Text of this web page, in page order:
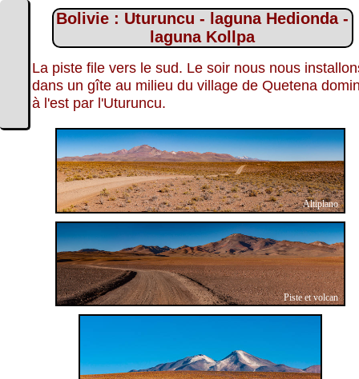
Bolivie : Uturuncu - laguna Hedionda -
laguna Kollpa
La piste file vers le sud. Le soir nous nous
dans un gîte au milieu du village de Quetena
à l'est par l'Uturuncu.
Altiplano
Piste et volcan